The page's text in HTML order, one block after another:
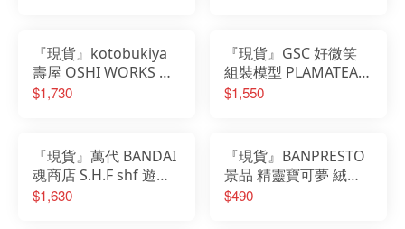
『現貨』kotobukiya
壽屋 OSHI WORKS 心
推工坊 葬送的芙莉蓮
$1,730
『現貨』GSC 好微笑
組裝模型 PLAMATEA
初音未來 MIKU 中央町
$1,550
『現貨』萬代 BANDAI
魂商店 S.H.F shf 遊戲
王 怪獸之決鬥 海馬瀨
$1,630
『現貨』BANPRESTO
景品 精靈寶可夢 絨毛
玩偶 伊布朋友們 伊布
$490